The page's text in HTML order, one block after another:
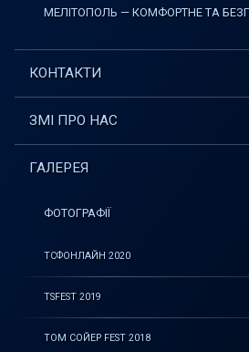
МЕЛІТОПОЛЬ — КОМФОРТНЕ ТА
КОНТАКТИ
ЗМІ ПРО НАС
ГАЛЕРЕЯ
ФОТОГРАФІЇ
ТСФОНЛАЙН 2020
TSFEST 2019
ТОМ СОЙЕР FEST 2018